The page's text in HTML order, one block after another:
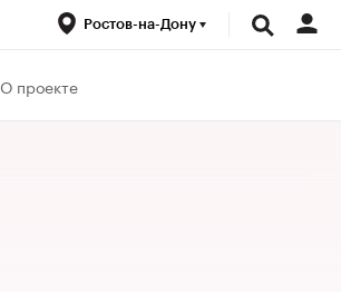
Ростов-на-Дону
О проекте